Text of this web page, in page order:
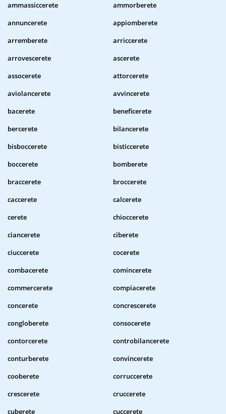
ammassiccerete
ammorberete
annuncerete
appiomberete
arremberete
arriccerete
arrovescerete
ascerete
assocerete
attorcerete
aviolancerete
avvincerete
bacerete
beneficerete
bercerete
bilancerete
bisboccerete
bisticcerete
boccerete
bomberete
braccerete
broccerete
caccerete
calcerete
cerete
chioccerete
ciancerete
ciberete
ciuccerete
cocerete
combacerete
comincerete
commercerete
compiacerete
concerete
concrescerete
congloberete
consocerete
contorcerete
controbilancerete
conturberete
convincerete
cooberete
corruccerete
crescerete
cruccerete
cuberete
cuccerete